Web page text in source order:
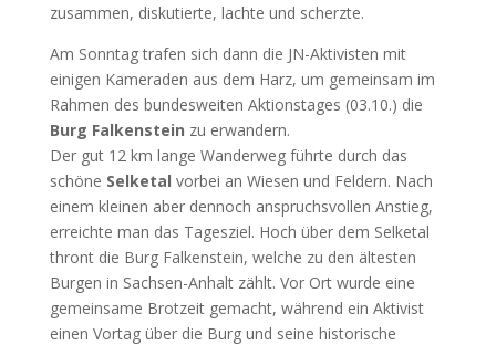
zusammen, diskutierte, lachte und scherzte.
Am Sonntag trafen sich dann die JN-Aktivisten mit
einigen Kameraden aus dem Harz, um gemeinsam im
Rahmen des bundesweiten Aktionstages (03.10.) die
Burg Falkenstein zu erwandern.
Der gut 12 km lange Wanderweg führte durch das
schöne Selketal vorbei an Wiesen und Feldern. Nach
einem kleinen aber dennoch anspruchsvollen Anstieg,
erreichte man das Tagesziel. Hoch über dem Selketal
thront die Burg Falkenstein, welche zu den ältesten
Burgen in Sachsen-Anhalt zählt. Vor Ort wurde eine
gemeinsame Brotzeit gemacht, während ein Aktivist
einen Vortag über die Burg und seine historische